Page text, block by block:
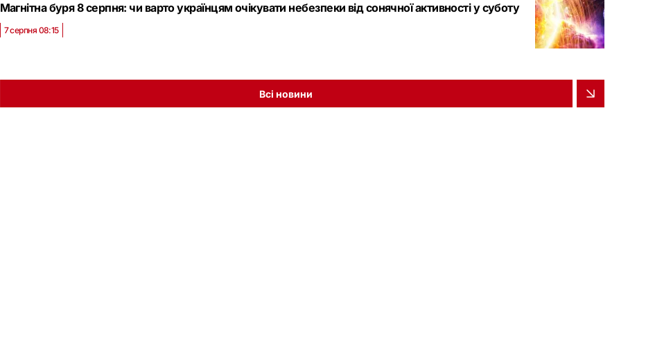
Магнітна буря 8 серпня: чи варто українцям очікувати небезпеки від сонячної активності у суботу
7 серпня 08:15
Всі новини